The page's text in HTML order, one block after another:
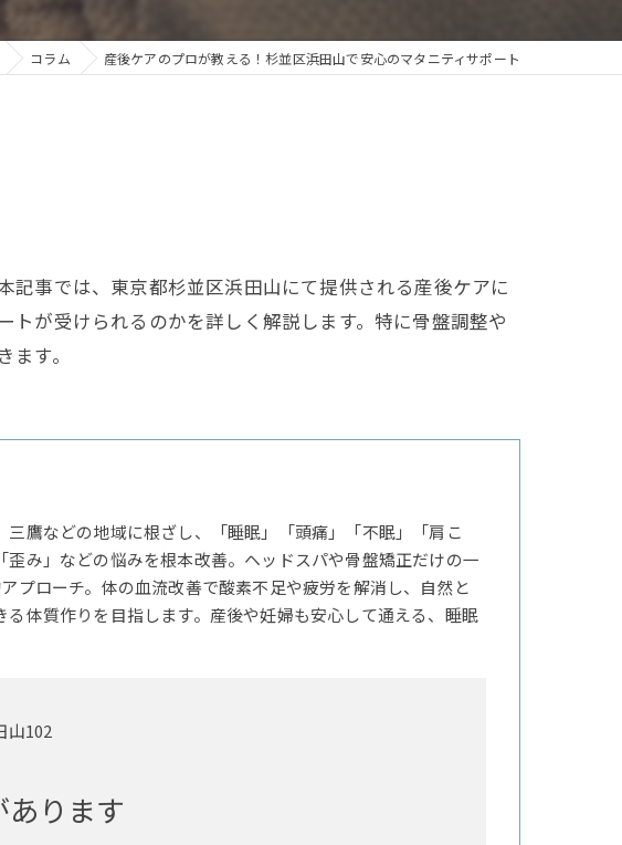
コラム 産後ケアのプロが教える！杉並区浜田山で安心のマタニティサポート
事では、東京都杉並区浜田山にて提供される産後ケアに
が受けられるのかを詳しく解説します。特に骨盤調整や
す。
鷹などの地域に根ざし、「睡眠」「頭痛」「不眠」「肩こ
み」などの悩みを根本改善。ヘッドスパや骨盤矯正だけの一
プローチ。体の血流改善で酸素不足や疲労を解消し、自然と
体質作りを目指します。産後や妊婦も安心して通える、睡眠
山102
ります